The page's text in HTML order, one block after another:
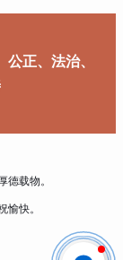
正、法治、
载物。
快。